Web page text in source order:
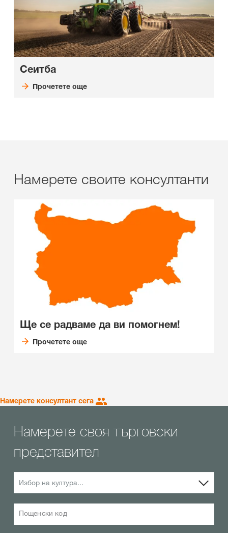
Сеитба
Прочетете още
Намерете своите консултанти
Ще се радваме да ви помогнем!
Прочетете още
Намерете консултант сега
Намерете своя търговски
представител
Избор на култура...
Пощенски код